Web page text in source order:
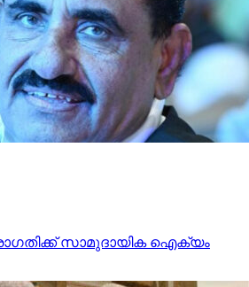
സാമുദായിക ഐക്യം